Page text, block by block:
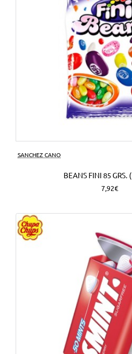
SANCHEZ CANO
BEANS FINI 85 GRS.
7,92€